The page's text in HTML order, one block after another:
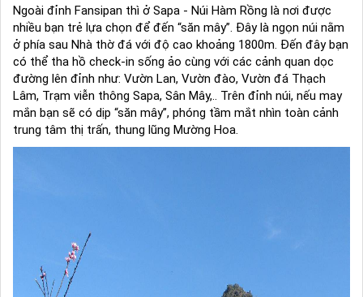
Ngoài đỉnh Fansipan thì ở Sapa - Núi Hàm Rồng là nơi được
nhiều bạn trẻ lựa chọn để đến “săn mây”. Đây là ngọn núi nằm
ở phía sau Nhà thờ đá với độ cao khoảng 1800m. Đến đây bạn
có thể tha hồ check-in sống ảo cùng với các cảnh quan dọc
đường lên đỉnh như: Vườn Lan, Vườn đào, Vườn đá Thạch
Lâm, Trạm viễn thông Sapa, Sân Mây,.. Trên đỉnh núi, nếu may
mắn bạn sẽ có dịp “săn mây”, phóng tầm mắt nhìn toàn cảnh
trung tâm thị trấn, thung lũng Mường Hoa.